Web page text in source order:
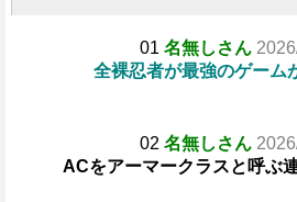
01 名無しさん
全裸忍者が最強のゲーム
02 名無しさん
ACをアーマークラスと呼ぶ